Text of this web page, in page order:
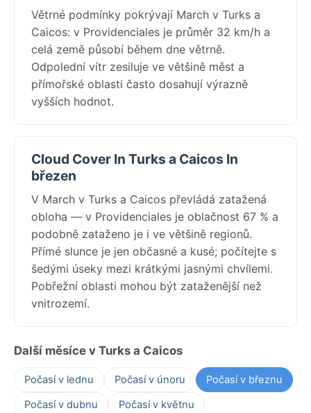
Větrné podmínky pokrývají March v Turks a
Caicos: v Providenciales je průměr 32 km/h a
celá země působí během dne větrně.
Odpolední vítr zesiluje ve většině měst a
přímořské oblasti často dosahují výrazně
vyšších hodnot.
Cloud Cover In Turks a Caicos In
březen
V March v Turks a Caicos převládá zatažená
obloha — v Providenciales je oblačnost 67 % a
podobně zataženo je i ve většině regionů.
Přímé slunce je jen občasné a kusé; počítejte s
šedými úseky mezi krátkými jasnými chvílemi.
Pobřežní oblasti mohou být zataženější než
vnitrozemí.
Další měsíce v Turks a Caicos
Počasí v lednu Počasí v únoru
Počasí v březnu
Počasí v dubnu
Počasí v květnu